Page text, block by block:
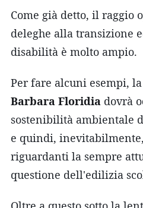
Come già detto, il raggio
deleghe alla transizione
disabilità è molto ampio.
Per fare alcuni esempi,
Barbara Floridia dovrà
sostenibilità ambientale
e quindi,
riguardanti la sempre
questione dell'edilizia